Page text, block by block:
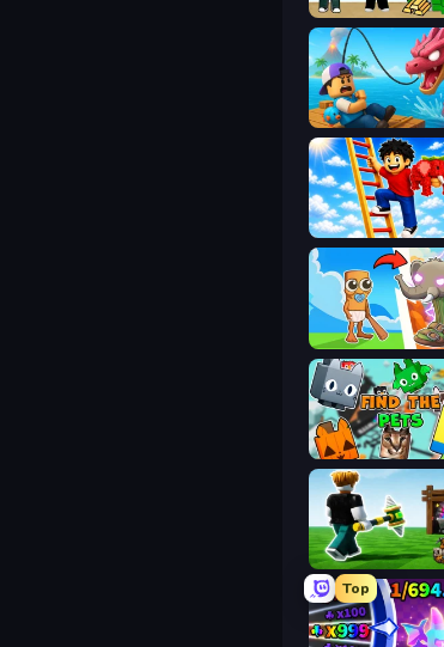
Fish It Now
Brainrot Evolution
Find The Pets
Top